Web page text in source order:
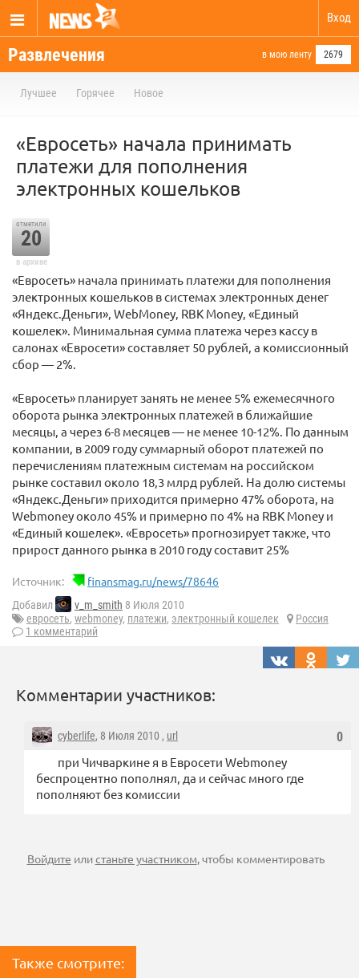
Вход
Развлечения в мою ленту 2679
Лучшее Горячее Новое
«Евросеть» начала принимать
платежи для пополнения
электронных кошельков
отметили
20
в архиве
«Евросеть» начала принимать платежи для пополнения
электронных кошельков в системах электронных денег
«Яндекс.Деньги», WebMoney, RBK Money, «Единый
кошелек». Минимальная сумма платежа через кассу в
салонах «Евросети» составляет 50 рублей, а комиссионный
сбор — 2%.
«Евросеть» планирует занять не менее 5% ежемесячного
оборота рынка электронных платежей в ближайшие
месяцы, а через 6-8 месяцев — не менее 10-12%. По данным
компании, в 2009 году суммарный оборот платежей по
перечислениям платежным системам на российском
рынке составил около 18,3 млрд рублей. На долю системы
«Яндекс.Деньги» приходится примерно 47% оборота, на
Webmoney около 45% и примерно по 4% на RBK Money и
«Единый кошелек». «Евросеть» прогнозирует также, что
прирост данного рынка в 2010 году составит 25%
Источник: finansmag.ru/news/78646
Добавил v_m_smith 8 Июля 2010
евросеть, webmoney, платежи, электронный кошелек
Россия
1 комментарий
Комментарии участников:
0
cyberlife, 8 Июля 2010 , url
при Чичваркине я в Евросети Webmoney
беспроцентно пополнял, да и сейчас много где
пополняют без комиссии
Войдите илистаньте участником, чтобы комментировать
Также смотрите: